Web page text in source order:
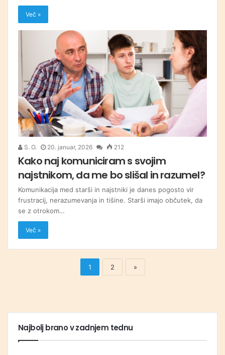
Več »
S. O. 20. januar, 2026 212
Kako naj komuniciram s svojim
najstnikom, da me bo slišal in razumel?
Komunikacija med starši in najstniki je danes pogosto vir
frustracij, nerazumevanja in tišine. Starši imajo občutek, da
se z otrokom…
Več »
1 2 »
Najbolj brano v zadnjem tednu